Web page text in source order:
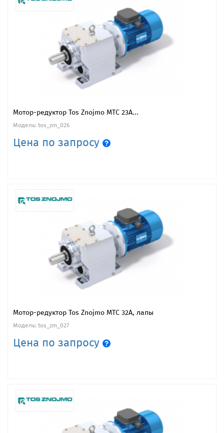
Мотор-редуктор Tos Znojmo MTC 23A...
Модель: tos_zm_026
Цена по запросу
Мотор-редуктор Tos Znojmo MTC 32A, лапы
Модель: tos_zm_027
Цена по запросу